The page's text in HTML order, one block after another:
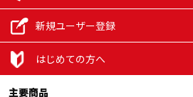
7,500部
85,480円
59,000円
新規ユーザー登録
はじめての方へ
主要商品